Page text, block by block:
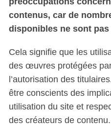
contenus, car de
disponibles ne sont
Cela signifie que les
des œuvres protégées
l’autorisation des
être conscients des
utilisation du site et
des créateurs de